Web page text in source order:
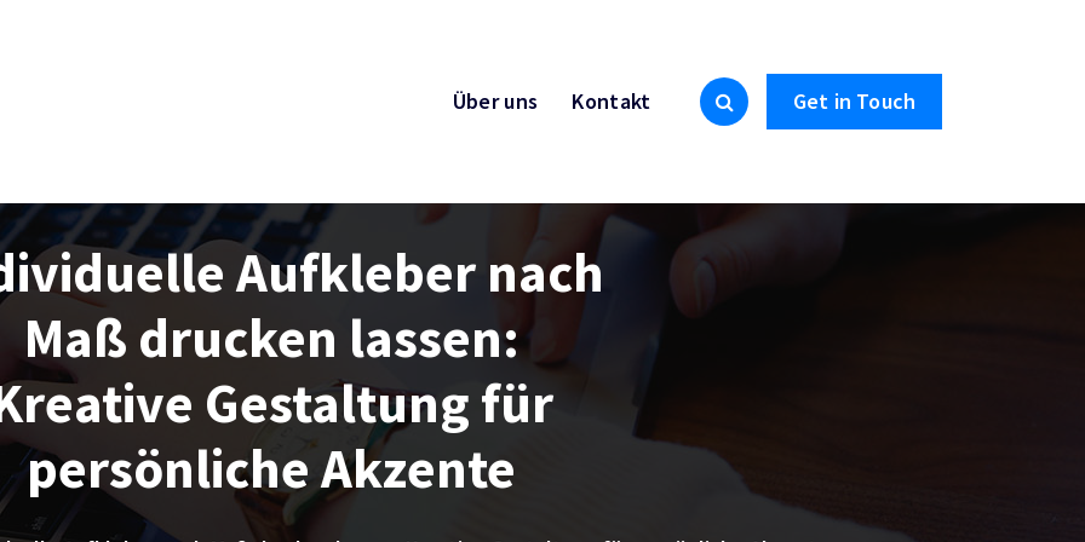
Über uns Kontakt Get in Touch
Aufkleber nach
Maß drucken lassen:
Gestaltung für
persönliche Akzente